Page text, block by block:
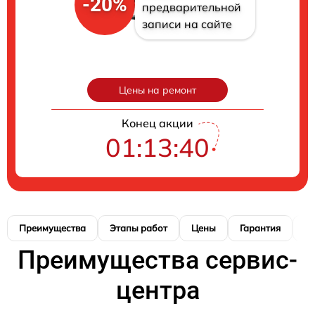
предварительной
записи на сайте
Цены на ремонт
Конец акции
01:13:39
Преимущества Этапы работ Цены Гарантия
Преимущества сервис-
центра